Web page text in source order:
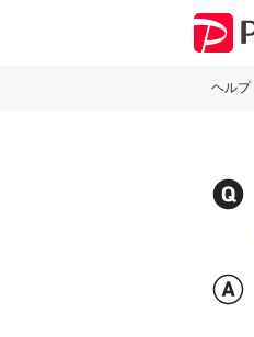
ヘルプ